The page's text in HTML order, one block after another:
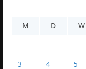
M
D W
3 4 5